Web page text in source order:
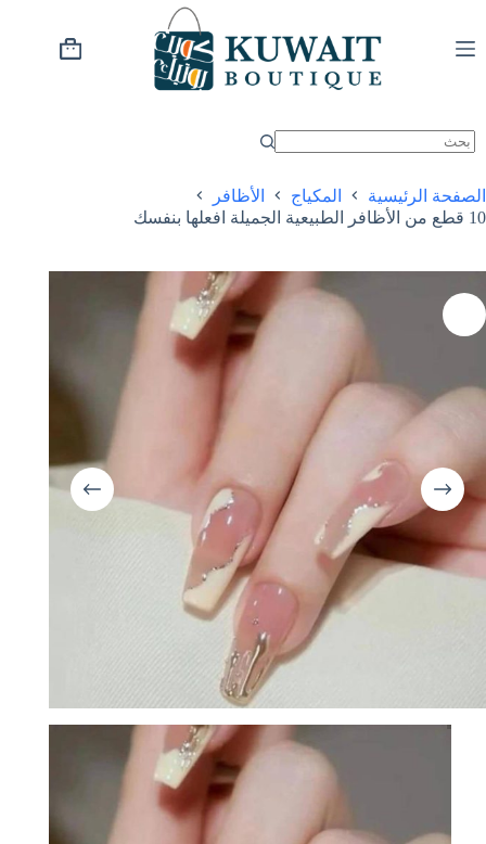
المحتوى
عربة
الصفحة الرئيسية المكياج
الأظافر
10 قطع من الأظافر الطبيعية الجميلة افعلها بنفسك